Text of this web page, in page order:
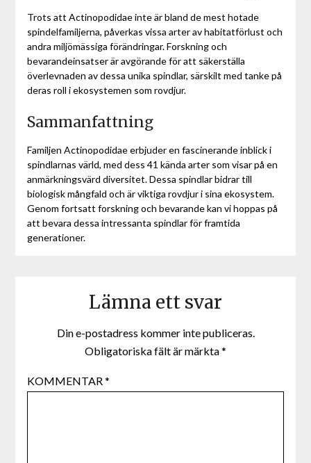
Trots att Actinopodidae inte är bland de mest hotade
spindelfamiljerna, påverkas vissa arter av habitatförlust och
andra miljömässiga förändringar. Forskning och
bevarandeinsatser är avgörande för att säkerställa
överlevnaden av dessa unika spindlar, särskilt med tanke på
deras roll i ekosystemen som rovdjur.
Sammanfattning
Familjen Actinopodidae erbjuder en fascinerande inblick i
spindlarnas värld, med dess 41 kända arter som visar på en
anmärkningsvärd diversitet. Dessa spindlar bidrar till
biologisk mångfald och är viktiga rovdjur i sina ekosystem.
Genom fortsatt forskning och bevarande kan vi hoppas på
att bevara dessa intressanta spindlar för framtida
generationer.
Lämna ett svar
Din e-postadress kommer inte publiceras.
Obligatoriska fält är märkta*
KOMMENTAR*